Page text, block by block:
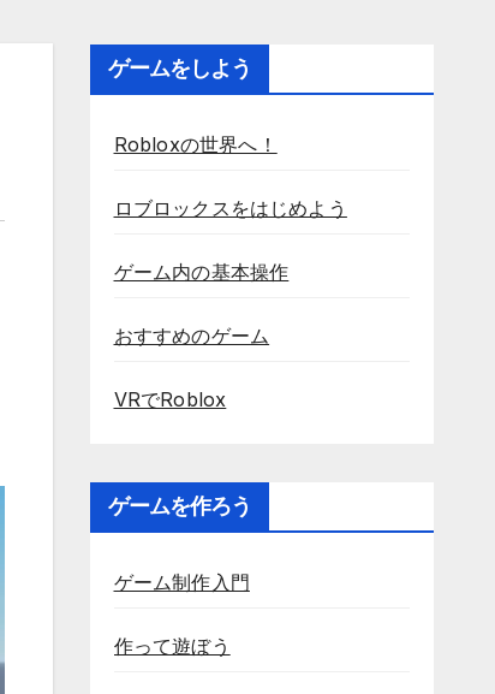
ゲームをしよう
Robloxの世界へ！
ロブロックスをはじめよう
ゲーム内の基本操作
おすすめのゲーム
VRでRoblox
ゲームを作ろう
ゲーム制作入門
作って遊ぼう